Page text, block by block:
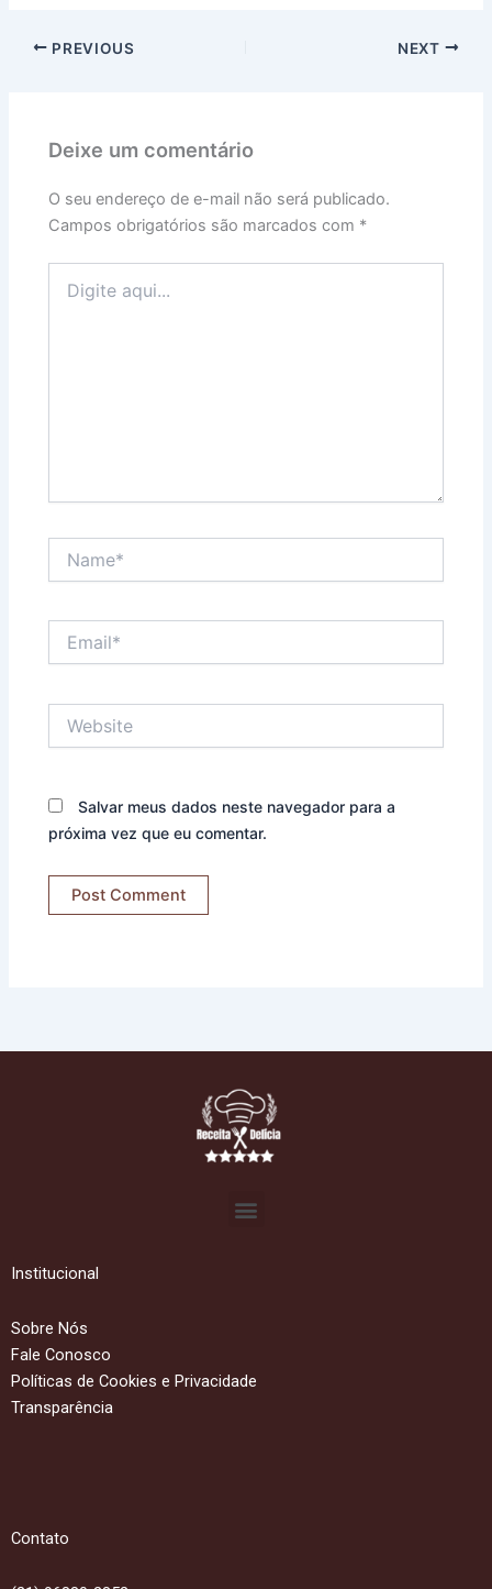
PREVIOUS NEXT
Deixe um comentário
O seu endereço de e-mail não será publicado.
Campos obrigatórios são marcados com *
aqui...
Salvar meus dados neste navegador para a
próxima vez que eu comentar.
Menu
Institucional
Sobre Nós
Fale Conosco
Políticas de Cookies e Privacidade
Transparência
Contato